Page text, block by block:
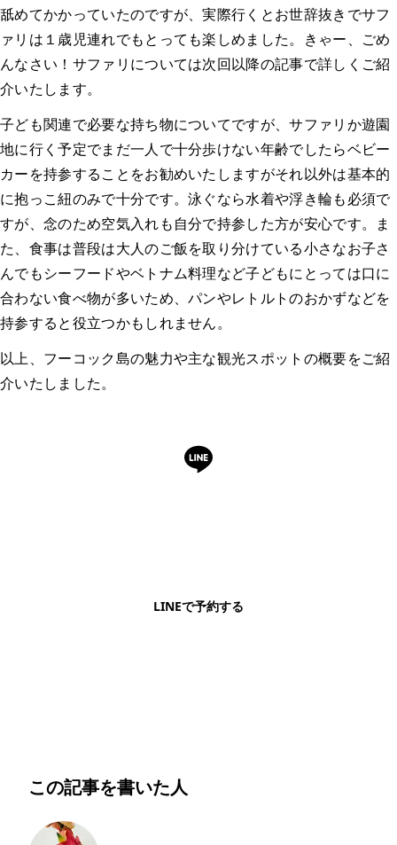
舐めてかかっていたのですが、実際行くとお世辞抜きでサフ
ァリは１歳児連れでもとっても楽しめました。きゃー、ごめ
んなさい！サファリについては次回以降の記事で詳しくご紹
介いたします。
子ども関連で必要な持ち物についてですが、サファリか遊園
地に行く予定でまだ一人で十分歩けない年齢でしたらベビー
カーを持参することをお勧めいたしますがそれ以外は基本的
に抱っこ紐のみで十分です。泳ぐなら水着や浮き輪も必須で
すが、念のため空気入れも自分で持参した方が安心です。ま
た、食事は普段は大人のご飯を取り分けている小さなお子さ
んでもシーフードやベトナム料理など子どもにとっては口に
合わない食べ物が多いため、パンやレトルトのおかずなどを
持参すると役立つかもしれません。
以上、フーコック島の魅力や主な観光スポットの概要をご紹
介いたしました。
LINEで予約する
この記事を書いた人